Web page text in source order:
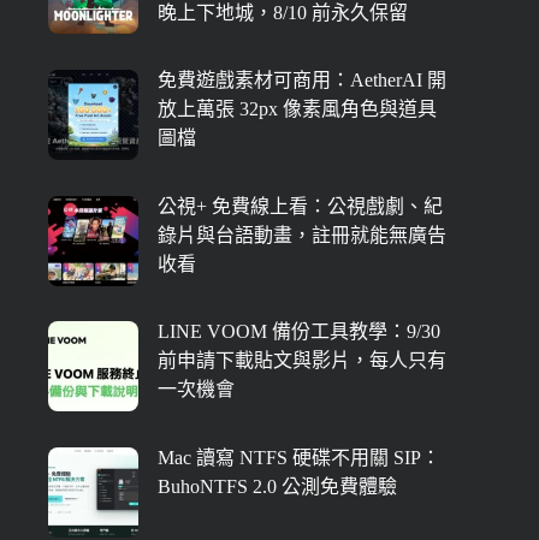
晚上下地城，8/10 前永久保留
免費遊戲素材可商用：AetherAI 開
放上萬張 32px 像素風角色與道具
圖檔
公視+ 免費線上看：公視戲劇、紀
錄片與台語動畫，註冊就能無廣告
收看
LINE VOOM 備份工具教學：9/30
前申請下載貼文與影片，每人只有
一次機會
Mac 讀寫 NTFS 硬碟不用關 SIP：
BuhoNTFS 2.0 公測免費體驗